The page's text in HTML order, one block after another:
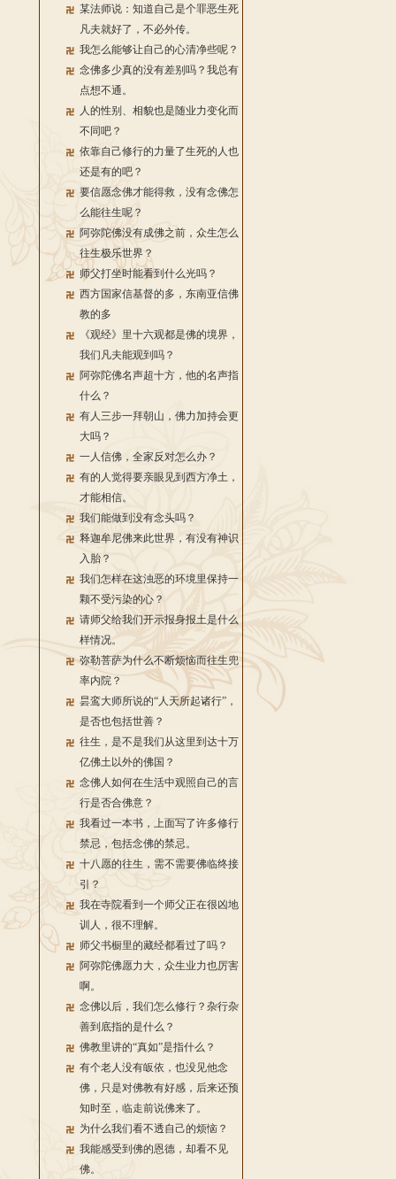
某法师说：知道自己是个罪恶生死
凡夫就好了，不必外传。
我怎么能够让自己的心清净些呢？
念佛多少真的没有差别吗？我总有
点想不通。
人的性别、相貌也是随业力变化而
不同吧？
依靠自己修行的力量了生死的人也
还是有的吧？
要信愿念佛才能得救，没有念佛怎
么能往生呢？
阿弥陀佛没有成佛之前，众生怎么
往生极乐世界？
师父打坐时能看到什么光吗？
西方国家信基督的多，东南亚信佛
教的多
《观经》里十六观都是佛的境界，
我们凡夫能观到吗？
阿弥陀佛名声超十方，他的名声指
什么？
有人三步一拜朝山，佛力加持会更
大吗？
一人信佛，全家反对怎么办？
有的人觉得要亲眼见到西方净土，
才能相信。
我们能做到没有念头吗？
释迦牟尼佛来此世界，有没有神识
入胎？
我们怎样在这浊恶的环境里保持一
颗不受污染的心？
请师父给我们开示报身报土是什么
样情况。
弥勒菩萨为什么不断烦恼而往生兜
率内院？
昙鸾大师所说的“人天所起诸行”，
是否也包括世善？
往生，是不是我们从这里到达十万
亿佛土以外的佛国？
念佛人如何在生活中观照自己的言
行是否合佛意？
我看过一本书，上面写了许多修行
禁忌，包括念佛的禁忌。
十八愿的往生，需不需要佛临终接
引？
我在寺院看到一个师父正在很凶地
训人，很不理解。
师父书橱里的藏经都看过了吗？
阿弥陀佛愿力大，众生业力也厉害
啊。
念佛以后，我们怎么修行？杂行杂
善到底指的是什么？
佛教里讲的“真如”是指什么？
有个老人没有皈依，也没见他念
佛，只是对佛教有好感，后来还预
知时至，临走前说佛来了。
为什么我们看不透自己的烦恼？
我能感受到佛的恩德，却看不见
佛。